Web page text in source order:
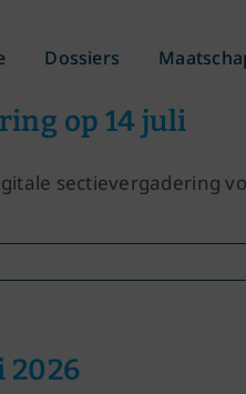
Dossiers
op 14 juli
sectievergadering
2026